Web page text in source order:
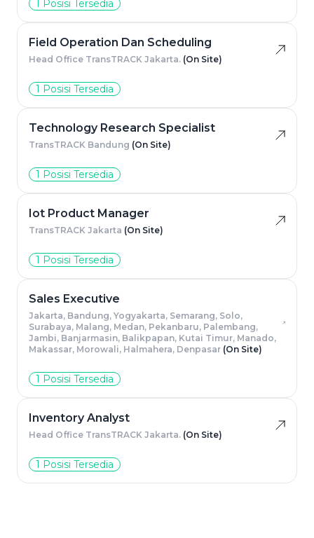
1 Posisi Tersedia
Field Operation Dan Scheduling
Head Office TransTRACK Jakarta. (On Site)
1 Posisi Tersedia
Technology Research Specialist
TransTRACK Bandung (On Site)
1 Posisi Tersedia
Iot Product Manager
TransTRACK Jakarta (On Site)
1 Posisi Tersedia
Sales Executive
Jakarta, Bandung, Yogyakarta, Semarang, Solo,
Surabaya, Malang, Medan, Pekanbaru, Palembang,
Jambi, Banjarmasin, Balikpapan, Kutai Timur, Manado,
Makassar, Morowali, Halmahera, Denpasar (On Site)
1 Posisi Tersedia
Inventory Analyst
Head Office TransTRACK Jakarta. (On Site)
1 Posisi Tersedia